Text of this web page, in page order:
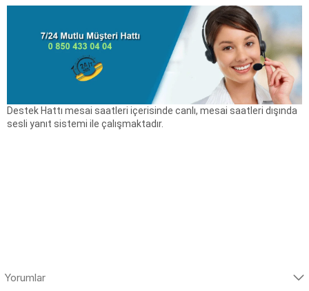
Destek Hattı mesai saatleri içerisinde canlı, mesai saatleri dışında
sesli yanıt sistemi ile çalışmaktadır.
Yorumlar